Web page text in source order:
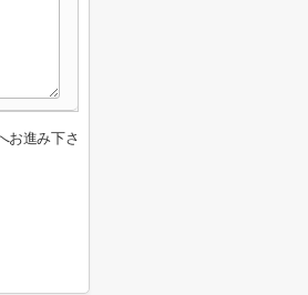
お進み下さ